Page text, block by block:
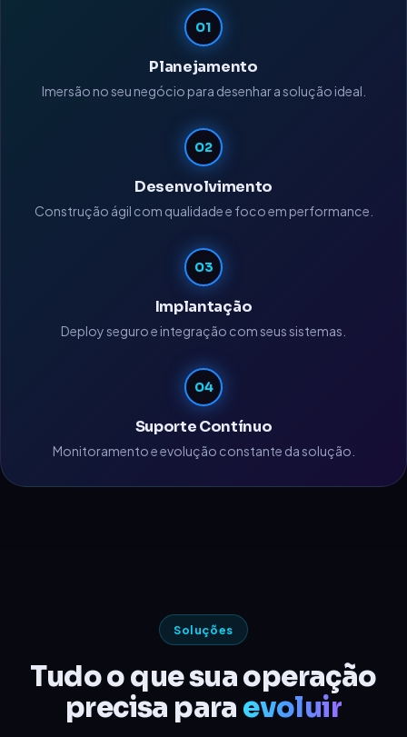
01
Planejamento
Imersão no seu negócio para desenhar a solução ideal.
02
Desenvolvimento
Construção ágil com qualidade e foco em performance.
03
Implantação
Deploy seguro e integração com seus sistemas.
04
Suporte Contínuo
Monitoramento e evolução constante da solução.
Soluções
Tudo o que sua operação
precisa para evoluir